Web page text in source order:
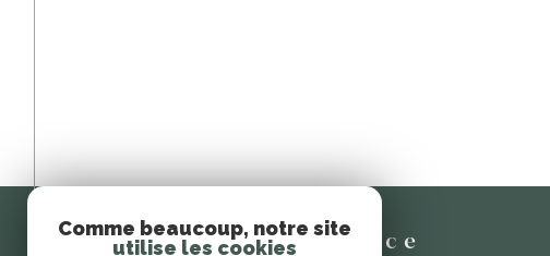
Espace
Comme beaucoup, notre site
utilise les cookies